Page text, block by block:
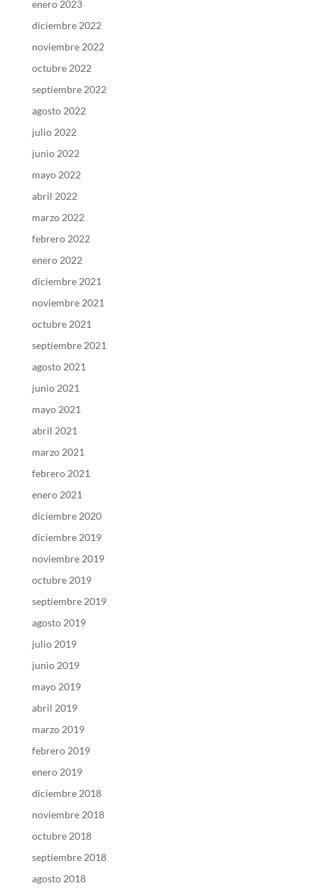
enero 2023
diciembre 2022
noviembre 2022
octubre 2022
septiembre 2022
agosto 2022
julio 2022
junio 2022
mayo 2022
abril 2022
marzo 2022
febrero 2022
enero 2022
diciembre 2021
noviembre 2021
octubre 2021
septiembre 2021
agosto 2021
junio 2021
mayo 2021
abril 2021
marzo 2021
febrero 2021
enero 2021
diciembre 2020
diciembre 2019
noviembre 2019
octubre 2019
septiembre 2019
agosto 2019
julio 2019
junio 2019
mayo 2019
abril 2019
marzo 2019
febrero 2019
enero 2019
diciembre 2018
noviembre 2018
octubre 2018
septiembre 2018
agosto 2018